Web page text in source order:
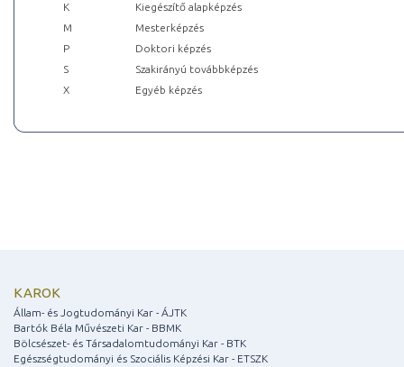
K
Kiegészítő alapképzés
M
Mesterképzés
P
Doktori képzés
S
Szakirányú továbbképzés
X
Egyéb képzés
KAROK
Állam- és Jogtudományi Kar - ÁJTK
Bartók Béla Művészeti Kar - BBMK
Bölcsészet- és Társadalomtudományi Kar - BTK
Egészségtudományi és Szociális Képzési Kar - ETSZK